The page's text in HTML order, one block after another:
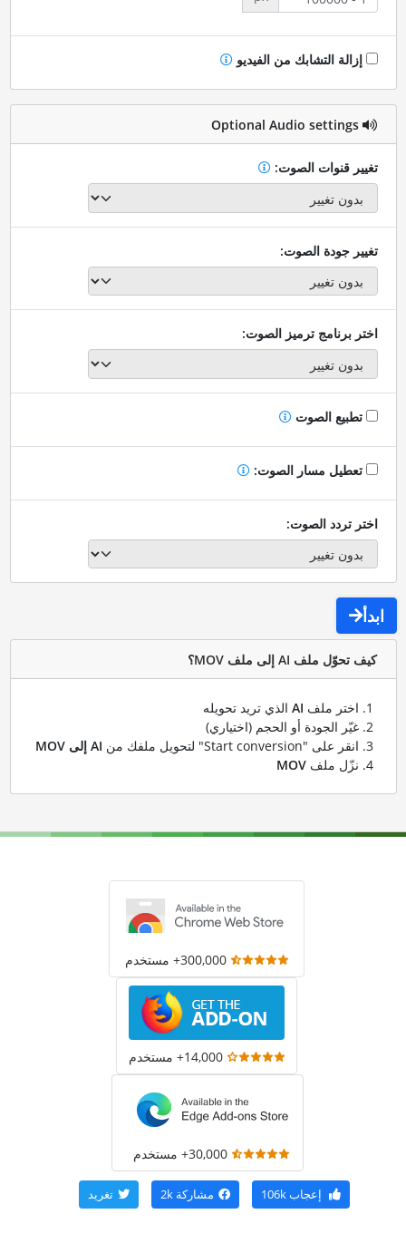
إزالة التشابك من الفيديو
Optional Audio settings
تغيير قنوات الصوت:
تغيير جودة الصوت:
اختر برنامج ترميز الصوت:
تطبيع الصوت
تعطيل مسار الصوت:
اختر تردد الصوت:
ابدأ
كيف تحوّل ملف AI إلى ملف MOV؟
اختر ملف AIالذي تريد تحويله
غيّر الجودة أو الحجم (اختياري)
انقر على "Start conversion" لتحويل ملفك من
AI إلى MOV
نزّل ملف MOV
300,000+ مستخدم
14,000+ مستخدم
30,000+ مستخدم
إعجاب106k مشاركة 2k تغريد